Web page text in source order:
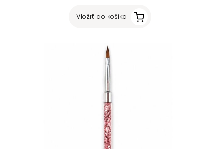
Vložiť do košíka